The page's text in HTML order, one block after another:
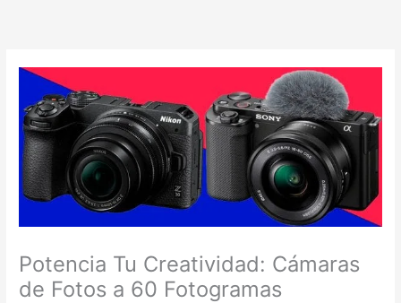
Potencia Tu Creatividad: Cámaras
de Fotos a 60 Fotogramas